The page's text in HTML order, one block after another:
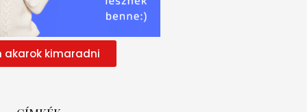
akarok kimaradni